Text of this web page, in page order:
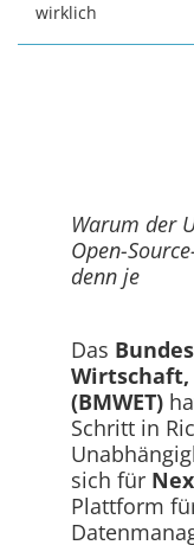
wirklich
Warum der
Open-
denn je
Das
Wirtschaft,
(BMWET)
Schritt in
sich für
Plattform